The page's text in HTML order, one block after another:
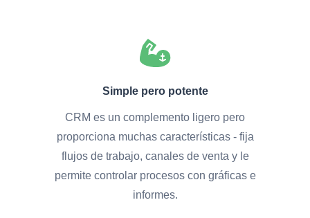
Simple pero potente
CRM es un complemento ligero pero
proporciona muchas características - fija
flujos de trabajo, canales de venta y le
permite controlar procesos con gráficas e
informes.